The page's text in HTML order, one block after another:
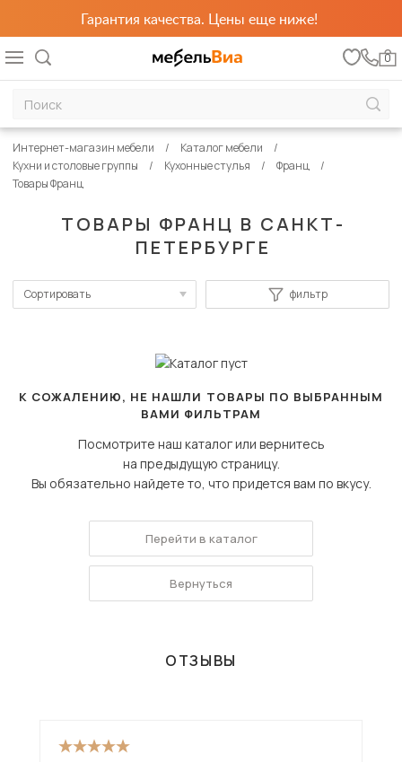
Гарантия качества. Цены еще ниже!
0
ТОВАРЫ ФРАНЦ В САНКТ-
ПЕТЕРБУРГЕ
Интернет-магазин мебели
Каталог мебели
Кухни и столовые группы
Кухонные стулья
Франц
Товары Франц
Сортировать
Сначала дешевые
фильтр
К СОЖАЛЕНИЮ, НЕ НАШЛИ ТОВАРЫ ПО ВЫБРАННЫМ
ВАМИ ФИЛЬТРАМ
Посмотрите наш каталог или вернитесь
на предыдущую страницу.
Вы обязательно найдете то, что придется вам по вкусу.
Перейти в каталог
Вернуться
ОТЗЫВЫ